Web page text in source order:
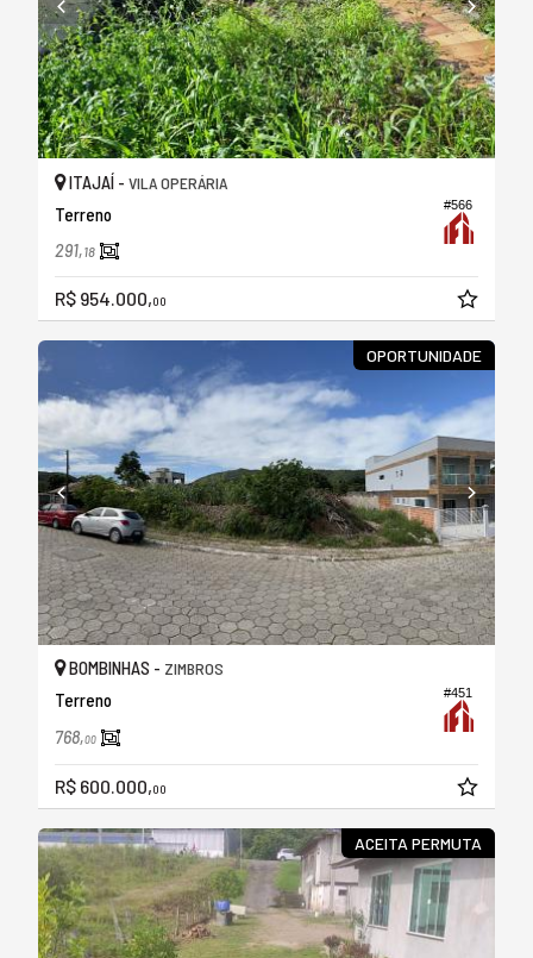
#566
ITAJAÍ - VILA OPERÁRIA
Terreno
291,18
R$ 954.000,00
OPORTUNIDADE
#451
BOMBINHAS - ZIMBROS
Terreno
768,00
R$ 600.000,00
ACEITA PERMUTA